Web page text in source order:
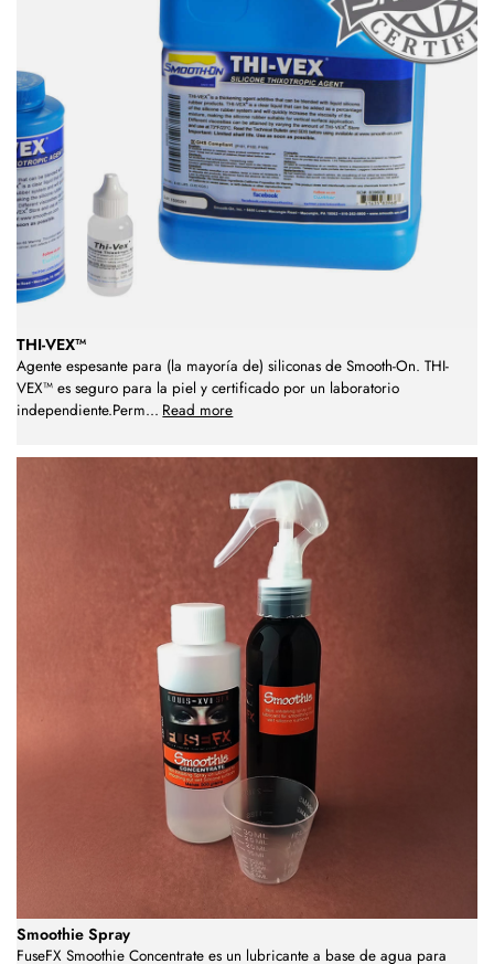
THI-VEX™
Agente espesante para (la mayoría de) siliconas de Smooth-On. THI-
VEX™ es seguro para la piel y certificado por un laboratorio
independiente.Perm... Read more
Smoothie Spray
FuseFX Smoothie Concentrate es un lubricante a base de agua para